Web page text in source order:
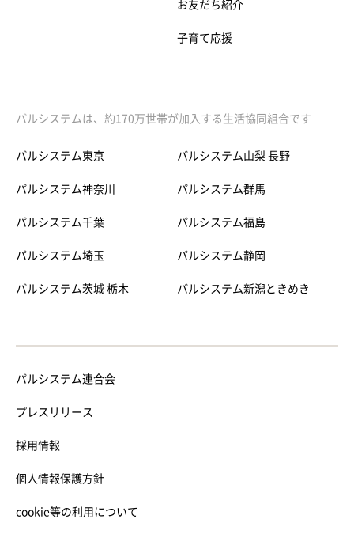
お友だち紹介
子育て応援
パルシステムは、約170万世帯が加入する生活協同組合です
パルシステム東京
パルシステム神奈川
パルシステム千葉
パルシステム埼玉
パルシステム茨城 栃木
パルシステム山梨 長野
パルシステム群馬
パルシステム福島
パルシステム静岡
パルシステム新潟ときめき
パルシステム連合会
プレスリリース
採用情報
個人情報保護方針
cookie等の利用について